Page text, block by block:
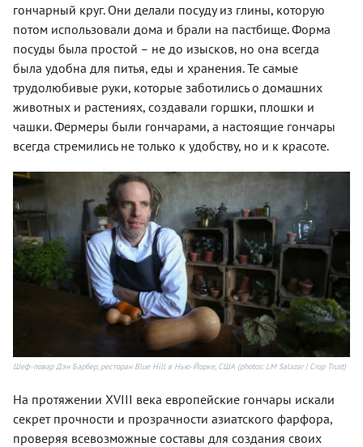
гончарный круг. Они делали посуду из глины, которую
потом использовали дома и брали на пастбище. Форма
посуды была простой – не до изысков, но она всегда
была удобна для питья, еды и хранения. Те самые
трудолюбивые руки, которые заботились о домашних
животных и растениях, создавали горшки, плошки и
чашки. Фермеры были гончарами, а настоящие гончары
всегда стремились не только к удобству, но и к красоте.
Шеф-повар Дэн Барбер, ресторан Blue Hill в Нью-Йорке, США (photos: LM Salazar | Crop Trust)
На протяжении XVIII века европейские гончары искали
секрет прочности и прозрачности азиатского фарфора,
проверяя всевозможные составы для создания своих